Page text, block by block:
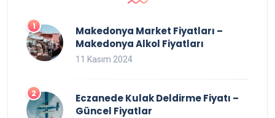
Makedonya Market Fiyatları –
Makedonya Alkol Fiyatları
11 Kasım 2024
Eczanede Kulak Deldirme Fiyatı –
Güncel Fiyatlar